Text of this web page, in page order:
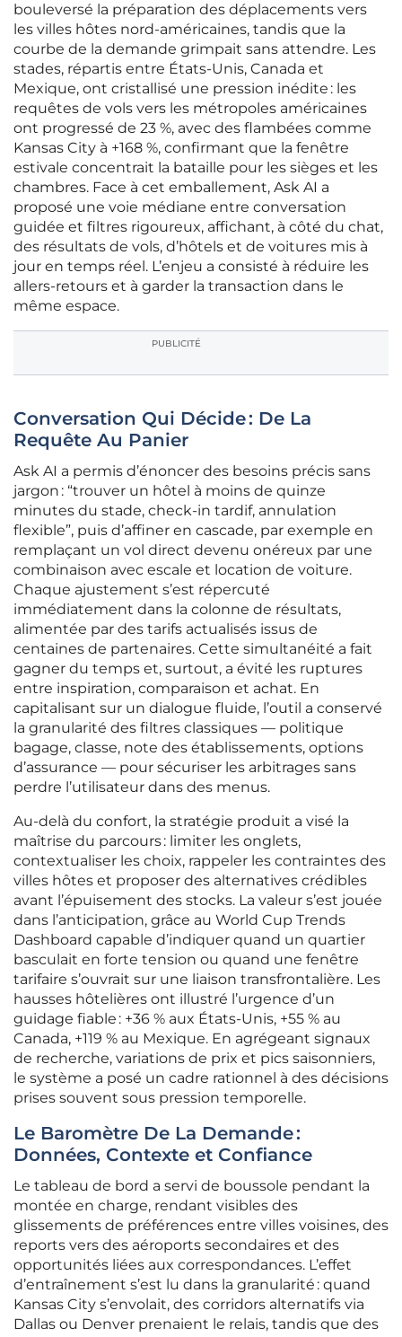
bouleversé la préparation des déplacements vers
les villes hôtes nord‑américaines, tandis que la
courbe de la demande grimpait sans attendre. Les
stades, répartis entre États‑Unis, Canada et
Mexique, ont cristallisé une pression inédite : les
requêtes de vols vers les métropoles américaines
ont progressé de 23 %, avec des flambées comme
Kansas City à +168 %, confirmant que la fenêtre
estivale concentrait la bataille pour les sièges et les
chambres. Face à cet emballement, Ask AI a
proposé une voie médiane entre conversation
guidée et filtres rigoureux, affichant, à côté du chat,
des résultats de vols, d’hôtels et de voitures mis à
jour en temps réel. L’enjeu a consisté à réduire les
allers‑retours et à garder la transaction dans le
même espace.
PUBLICITÉ
Conversation Qui Décide : De La
Requête Au Panier
Ask AI a permis d’énoncer des besoins précis sans
jargon : “trouver un hôtel à moins de quinze
minutes du stade, check‑in tardif, annulation
flexible”, puis d’affiner en cascade, par exemple en
remplaçant un vol direct devenu onéreux par une
combinaison avec escale et location de voiture.
Chaque ajustement s’est répercuté
immédiatement dans la colonne de résultats,
alimentée par des tarifs actualisés issus de
centaines de partenaires. Cette simultanéité a fait
gagner du temps et, surtout, a évité les ruptures
entre inspiration, comparaison et achat. En
capitalisant sur un dialogue fluide, l’outil a conservé
la granularité des filtres classiques — politique
bagage, classe, note des établissements, options
d’assurance — pour sécuriser les arbitrages sans
perdre l’utilisateur dans des menus.
Au‑delà du confort, la stratégie produit a visé la
maîtrise du parcours : limiter les onglets,
contextualiser les choix, rappeler les contraintes des
villes hôtes et proposer des alternatives crédibles
avant l’épuisement des stocks. La valeur s’est jouée
dans l’anticipation, grâce au World Cup Trends
Dashboard capable d’indiquer quand un quartier
basculait en forte tension ou quand une fenêtre
tarifaire s’ouvrait sur une liaison transfrontalière. Les
hausses hôtelières ont illustré l’urgence d’un
guidage fiable : +36 % aux États‑Unis, +55 % au
Canada, +119 % au Mexique. En agrégeant signaux
de recherche, variations de prix et pics saisonniers,
le système a posé un cadre rationnel à des décisions
prises souvent sous pression temporelle.
Le Baromètre De La Demande :
Données, Contexte et Confiance
Le tableau de bord a servi de boussole pendant la
montée en charge, rendant visibles des
glissements de préférences entre villes voisines, des
reports vers des aéroports secondaires et des
opportunités liées aux correspondances. L’effet
d’entraînement s’est lu dans la granularité : quand
Kansas City s’envolait, des corridors alternatifs via
Dallas ou Denver prenaient le relais, tandis que des